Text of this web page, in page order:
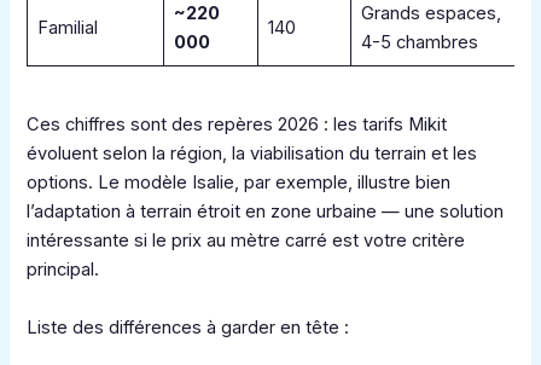
Familial
~220
000
140
Grands espaces,
4-5 chambres
Ces chiffres sont des repères 2026 : les tarifs Mikit
évoluent selon la région, la viabilisation du terrain et les
options. Le modèle Isalie, par exemple, illustre bien
l’adaptation à terrain étroit en zone urbaine — une solution
intéressante si le prix au mètre carré est votre critère
principal.
Liste des différences à garder en tête :